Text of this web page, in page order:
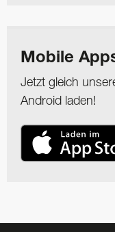
Mobile
Jetzt gleich
Android laden!